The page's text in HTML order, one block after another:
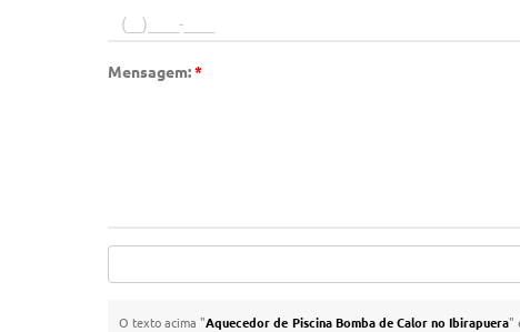
Mensagem:*
O texto acima "Aquecedor de Piscina Bomba de Calor no Ibirapuera"